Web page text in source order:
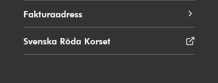
Fakturaadress
Svenska Röda Korset
i